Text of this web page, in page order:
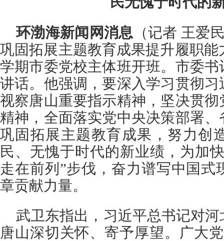
环渤海新闻网消息 （记者 王爱
巩固拓展主题教育成果提升履职能
学期市委党校主体班开班。市委
讲话。他强调，要深入学习贯彻
视察唐山重要指示精神，坚决贯
精神，全面落实党中央决策部署
巩固拓展主题教育成果，努力创
民、无愧于时代的新业绩，为加
走在前列”步伐，奋力谱写中国式
章贡献力量。
武卫东指出，习近平总书记对
唐山深切关怀、寄予厚望。广大